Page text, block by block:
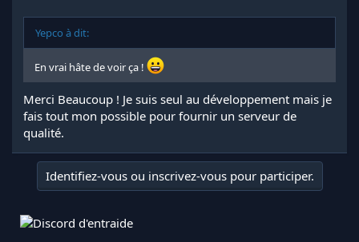
Yepco à dit:
En vrai hâte de voir ça !
Merci Beaucoup ! Je suis seul au développement mais je
fais tout mon possible pour fournir un serveur de
qualité.
Identifiez-vous ou inscrivez-vous pour participer.